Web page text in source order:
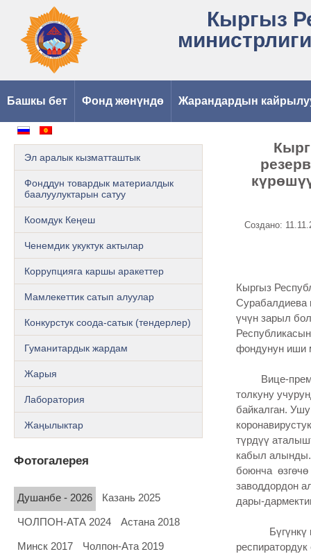
Кыргыз
Башкы бет Фонд жөнүндө Жарандардын
Эл аралык кызматташтык
Фонддун товардык материалдык
баалуулуктарын сатуу
Коомдук Кеңеш
Ченемдик укуктук актылар
Коррупцияга каршы аракеттер
Мамлекеттик сатып алуулар
Конкурстук соода-сатык (тендерлер)
Гуманитардык жардам
Жарыя
Лаборатория
Жаңылыктар
Фотогалерея
Душанбе - 2026 Казань 2025
ЧОЛПОН-АТА 2024 Астана 2018
Минск 2017 Чолпон-Ата 2019
Создано:
Кыргыз
Сурабалдиева
үчүн зарыл
фондунун иши
Вице-
толкуну
байкалган.
түрдүү
кабыл алынды.
боюнча өзгөчө
заводдордон
дары-
Бүгүнкү